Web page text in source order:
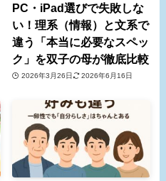
PC・iPad選びで失敗しな
い！理系（情報）と文系で
違う「本当に必要なスペッ
ク」を双子の母が徹底比較
2026年3月26日 2026年6月16日